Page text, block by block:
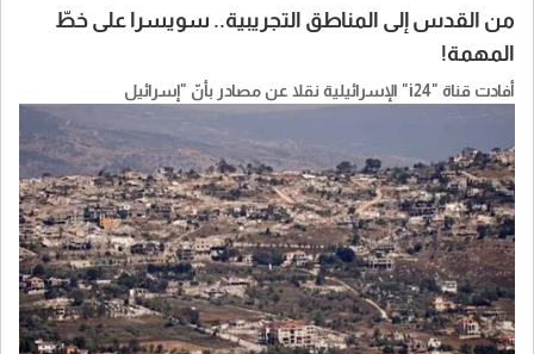
من القدس إلى المناطق التجريبية.. سويسرا على خطّ
المهمة!
أفادت قناة "i24" الإسرائيلية نقلا عن مصادر بأنّ "إسرائيل